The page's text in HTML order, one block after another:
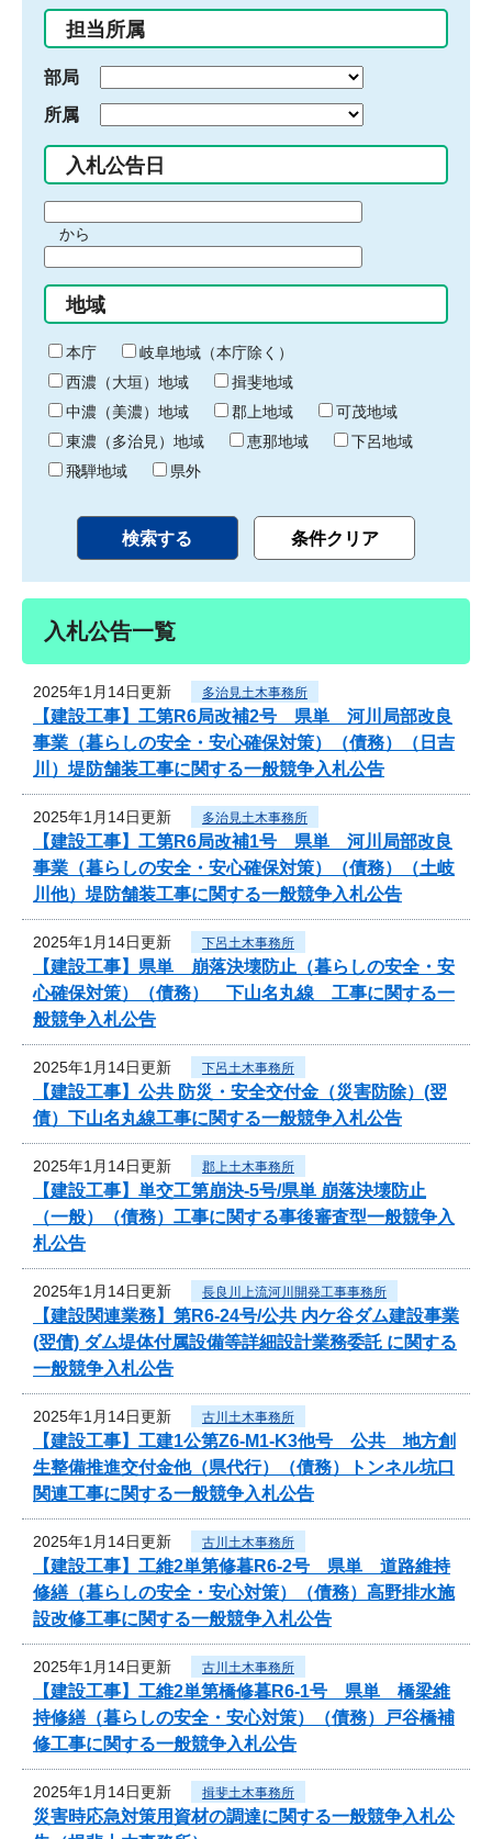
入
力
担当所属
部局
所属
入札公告日
間
始
り
から
間
終
わ
り
地域
本庁
岐阜地域（本庁除く）
西濃（大垣）地域
揖斐地域
中濃（美濃）地域
郡上地域
可茂地域
東濃（多治見）地域
恵那地域
下呂地域
飛騨地域
県外
入札公告一覧
2025年1月14日更新 多治見土木事務所
【建設工事】工第R6局改補2号 県単 河川局部改良
事業（暮らしの安全・安心確保対策）（債務）（日吉
川）堤防舗装工事に関する一般競争入札公告
2025年1月14日更新 多治見土木事務所
【建設工事】工第R6局改補1号 県単 河川局部改良
事業（暮らしの安全・安心確保対策）（債務）（土岐
川他）堤防舗装工事に関する一般競争入札公告
2025年1月14日更新 下呂土木事務所
【建設工事】県単 崩落決壊防止（暮らしの安全・安
心確保対策）（債務） 下山名丸線 工事に関する一
般競争入札公告
2025年1月14日更新 下呂土木事務所
【建設工事】公共 防災・安全交付金（災害防除）(翌
債）下山名丸線工事に関する一般競争入札公告
2025年1月14日更新 郡上土木事務所
【建設工事】単交工第崩決-5号/県単 崩落決壊防止
（一般）（債務）工事に関する事後審査型一般競争入
札公告
2025年1月14日更新 長良川上流河川開発工事事務所
【建設関連業務】第R6-24号/公共 内ケ谷ダム建設事業
(翌債) ダム堤体付属設備等詳細設計業務委託 に関する
一般競争入札公告
2025年1月14日更新 古川土木事務所
【建設工事】工建1公第Z6-M1-K3他号 公共 地方創
生整備推進交付金他（県代行）（債務）トンネル坑口
関連工事に関する一般競争入札公告
2025年1月14日更新 古川土木事務所
【建設工事】工維2単第修暮R6-2号 県単 道路維持
修繕（暮らしの安全・安心対策）（債務）高野排水施
設改修工事に関する一般競争入札公告
2025年1月14日更新 古川土木事務所
【建設工事】工維2単第橋修暮R6-1号 県単 橋梁維
持修繕（暮らしの安全・安心対策）（債務）戸谷橋補
修工事に関する一般競争入札公告
2025年1月14日更新 揖斐土木事務所
災害時応急対策用資材の調達に関する一般競争入札公